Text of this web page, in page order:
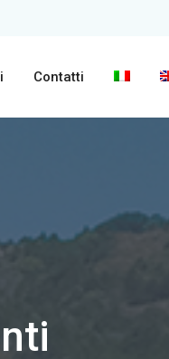
Contatti